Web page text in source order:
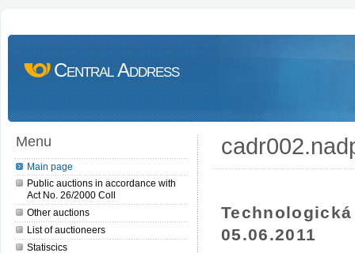
Central Address
Menu
Main page
Public auctions in accordance with
Act No. 26/2000 Coll
Other auctions
List of auctioneers
Statiscics
05.06.2011